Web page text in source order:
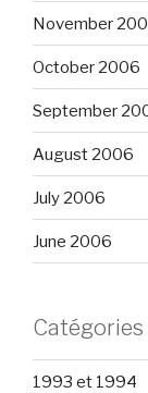
November
October 2006
September
August 2006
July 2006
June 2006
Catégories
1993 et 1994